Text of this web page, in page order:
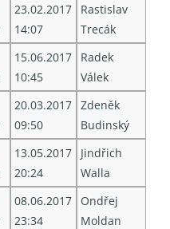
23.02.2017
14:07
Rastislav
Trecák
15.06.2017
10:45
Radek
Válek
20.03.2017
09:50
Zdeněk
Budinský
13.05.2017
20:24
Jindřich
Walla
08.06.2017
23:34
Ondřej
Moldan